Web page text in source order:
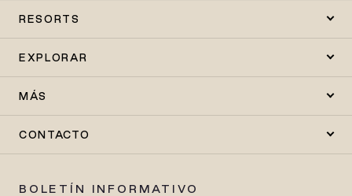
RESORTS
EXPLORAR
MÁS
CONTACTO
BOLETÍN INFORMATIVO